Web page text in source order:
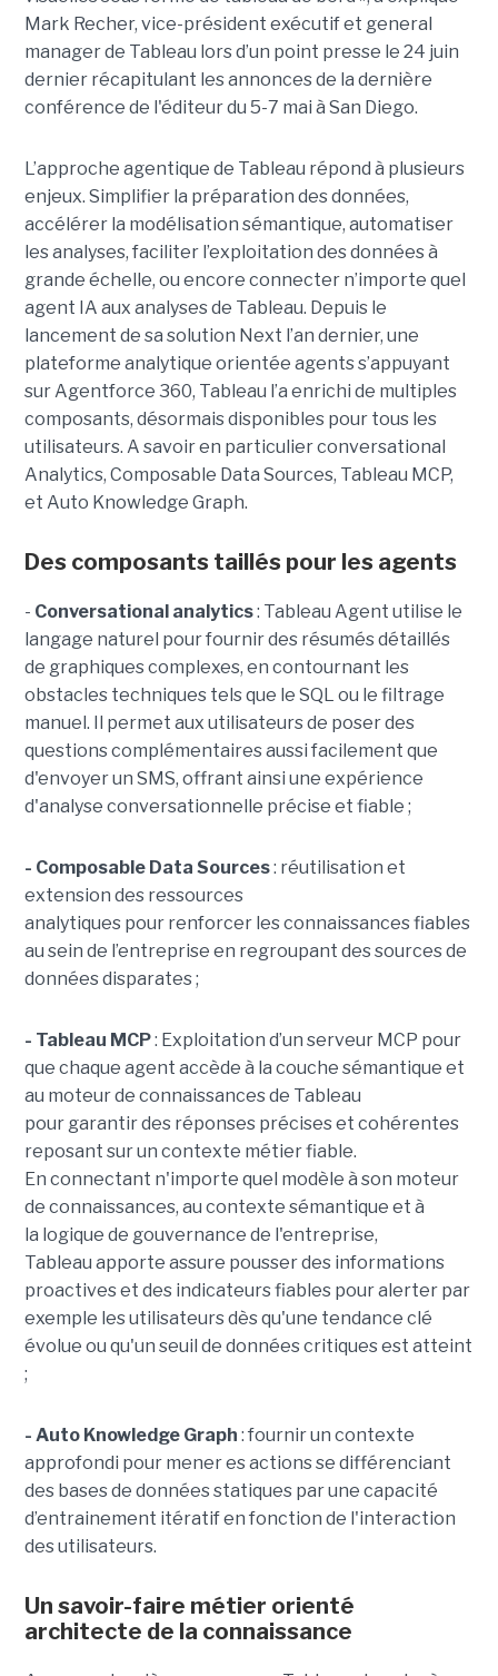
Mark Recher, vice-président exécutif et general
manager de Tableau lors d’un point presse le 24 juin
dernier récapitulant les annonces de la dernière
conférence de l'éditeur du 5-7 mai à San Diego.
L’approche agentique de Tableau répond à plusieurs
enjeux. Simplifier la préparation des données,
accélérer la modélisation sémantique, automatiser
les analyses, faciliter l’exploitation des données à
grande échelle, ou encore connecter n’importe quel
agent IA aux analyses de Tableau. Depuis le
lancement de sa solution Next l’an dernier, une
plateforme analytique orientée agents s’appuyant
sur Agentforce 360, Tableau l’a enrichi de multiples
composants, désormais disponibles pour tous les
utilisateurs. A savoir en particulier conversational
Analytics, Composable Data Sources, Tableau MCP,
et Auto Knowledge Graph.
Des composants taillés pour les agents
- Conversational analytics: Tableau Agent utilise le
langage naturel pour fournir des résumés détaillés
de graphiques complexes, en contournant les
obstacles techniques tels que le SQL ou le filtrage
manuel. Il permet aux utilisateurs de poser des
questions complémentaires aussi facilement que
d'envoyer un SMS, offrant ainsi une expérience
d'analyse conversationnelle précise et fiable ;
- Composable Data Sources: réutilisation et
extension des ressources
analytiques pour renforcer les connaissances fiables
au sein de l’entreprise en regroupant des sources de
données disparates ;
- Tableau MCP: Exploitation d’un serveur MCP pour
que chaque agent accède à la couche sémantique et
au moteur de connaissances de Tableau
pour garantir des réponses précises et cohérentes
reposant sur un contexte métier fiable.
En connectant n'importe quel modèle à son moteur
de connaissances, au contexte sémantique et à
la logique de gouvernance de l'entreprise,
Tableau apporte assure pousser des informations
proactives et des indicateurs fiables pour alerter par
exemple les utilisateurs dès qu'une tendance clé
évolue ou qu'un seuil de données critiques est atteint
;
- Auto Knowledge Graph : fournir un contexte
approfondi pour mener es actions se différenciant
des bases de données statiques par une capacité
d’entrainement itératif en fonction de l'interaction
des utilisateurs.
Un savoir-faire métier orienté
architecte de la connaissance